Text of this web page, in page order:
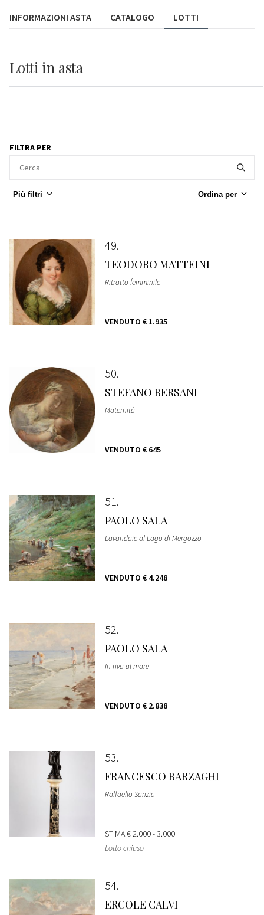
INFORMAZIONI ASTA CATALOGO LOTTI
Lotti in asta
FILTRA PER
Più filtri Ordina per
49
TEODORO MATTEINI
Ritratto femminile
VENDUTO € 1.935
50
STEFANO BERSANI
Maternità
VENDUTO € 645
51
PAOLO SALA
Lavandaie al Lago di Mergozzo
VENDUTO € 4.248
52
PAOLO SALA
In riva al mare
VENDUTO € 2.838
53
FRANCESCO BARZAGHI
Raffaello Sanzio
STIMA€ 2.000 - 3.000
Lotto chiuso
54
ERCOLE CALVI